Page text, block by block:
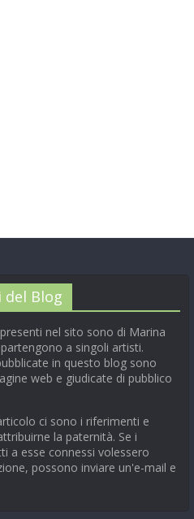
del Blog
nel sito sono di Marina
a singoli artisti.
in questo blog sono
web e giudicate di pubblico
ci sono i riferimenti e
la paternità. Se i
a esse connessi volessero
possono inviare un'e-mail e